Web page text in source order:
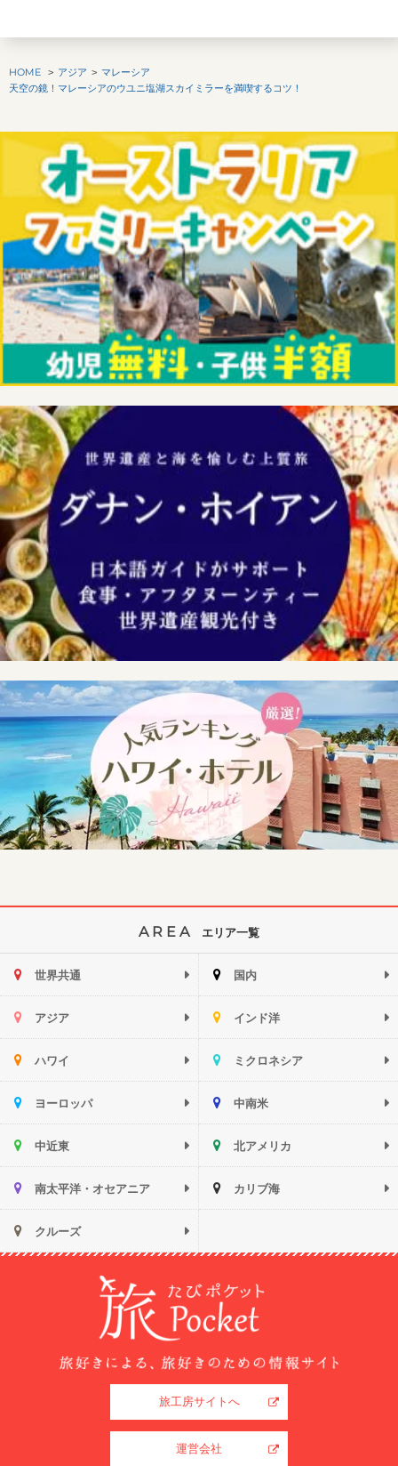
HOME アジア
マレーシア
天空の鏡！マレーシアのウユニ塩湖スカイミラーを満喫するコツ！
AREA エリア一覧
世界共通 国内
アジア インド洋
ハワイ ミクロネシア
ヨーロッパ 中南米
中近東 北アメリカ
南太平洋・オセアニア カリブ海
クルーズ
旅工房サイトへ
運営会社